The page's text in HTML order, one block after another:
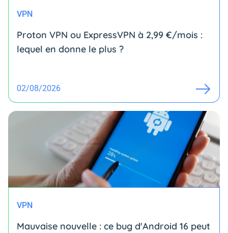
VPN
Proton VPN ou ExpressVPN à 2,99 €/mois :
lequel en donne le plus ?
02/08/2026
VPN
Mauvaise nouvelle : ce bug d'Android 16 peut